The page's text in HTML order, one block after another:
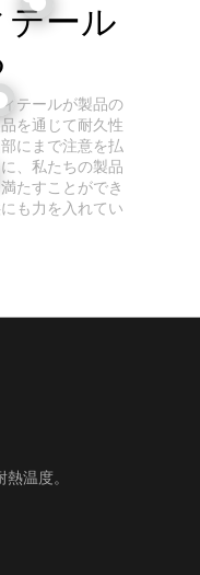
ール
テールが製品の
を通じて耐久性
にまで注意を払
、私たちの製品
たすことができ
も力を入れてい
温度。